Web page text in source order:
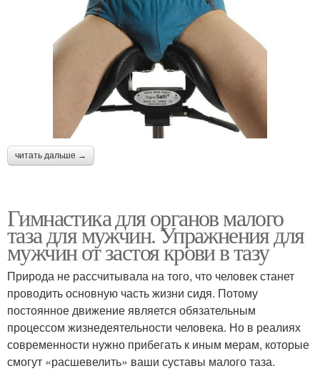
читать дальше →
Гимнастика для органов малого
таза для мужчин. Упражнения для
мужчин от застоя крови в тазу
Природа не рассчитывала на того, что человек станет
проводить основную часть жизни сидя. Потому
постоянное движение является обязательным
процессом жизнедеятельности человека. Но в реалиях
современности нужно прибегать к иным мерам, которые
смогут «расшевелить» ваши суставы малого таза.